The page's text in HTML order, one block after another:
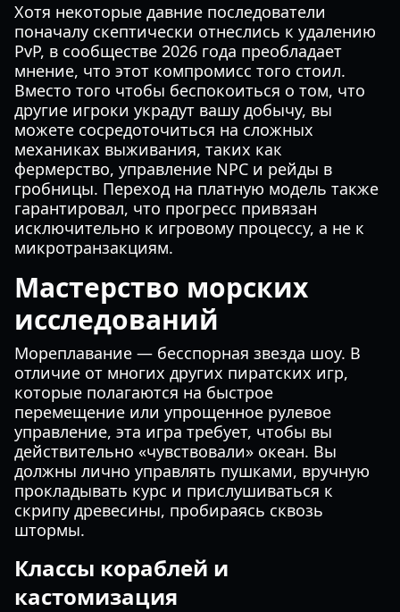
Хотя некоторые давние последователи
поначалу скептически отнеслись к удалению
PvP, в сообществе 2026 года преобладает
мнение, что этот компромисс того стоил.
Вместо того чтобы беспокоиться о том, что
другие игроки украдут вашу добычу, вы
можете сосредоточиться на сложных
механиках выживания, таких как
фермерство, управление NPC и рейды в
гробницы. Переход на платную модель также
гарантировал, что прогресс привязан
исключительно к игровому процессу, а не к
микротранзакциям.
Мастерство морских
исследований
Мореплавание — бесспорная звезда шоу. В
отличие от многих других пиратских игр,
которые полагаются на быстрое
перемещение или упрощенное рулевое
управление, эта игра требует, чтобы вы
действительно «чувствовали» океан. Вы
должны лично управлять пушками, вручную
прокладывать курс и прислушиваться к
скрипу древесины, пробираясь сквозь
штормы.
Классы кораблей и
кастомизация